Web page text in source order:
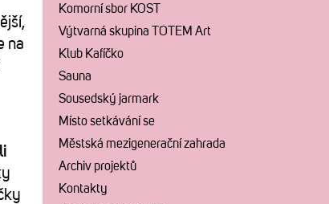
na
Komorní sbor KOST
Výtvarná skupina TOTEM Art
Klub Kafíčko
Sauna
Sousedský jarmark
Místo setkávání se
Městská mezigenerační zahrada
Archiv projektů
Kontakty